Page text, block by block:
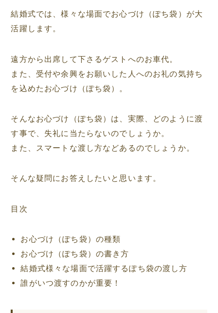
結婚式では、様々な場面でお心づけ（ぽち袋）が大
活躍します。
遠方から出席して下さるゲストへのお車代。
また、受付や余興をお願いした人へのお礼の気持ち
を込めたお心づけ（ぽち袋）。
そんなお心づけ（ぽち袋）は、実際、どのように渡
す事で、失礼に当たらないのでしょうか。
また、スマートな渡し方などあるのでしょうか。
そんな疑問にお答えしたいと思います。
目次
お心づけ（ぽち袋）の種類
お心づけ（ぽち袋）の書き方
結婚式様々な場面で活躍するぽち袋の渡し方
誰がいつ渡すのかが重要！